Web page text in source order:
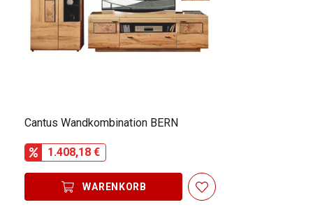
Cantus Wandkombination BERN
1.408,18 €
WARENKORB